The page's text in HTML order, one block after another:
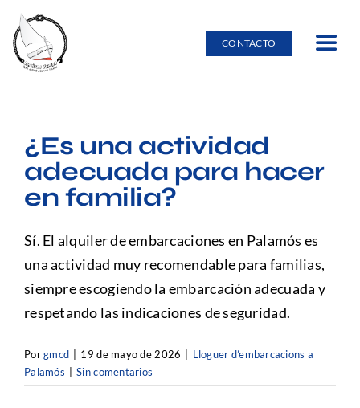
Saltar
contenido
CONTACTO
Toggle
Alquiler de embarcaciones
Burricleta
Entorno natural en Palamós
Escuela Náutica
Preguntas frecuentes
¿Es una actividad
adecuada para hacer
en familia?
Sí. El alquiler de embarcaciones en Palamós es
una actividad muy recomendable para familias,
siempre escogiendo la embarcación adecuada y
respetando las indicaciones de seguridad.
Porgmcd | 19 de mayo de 2026 | Lloguer d’embarcacions a
Palamós | Sin comentarios